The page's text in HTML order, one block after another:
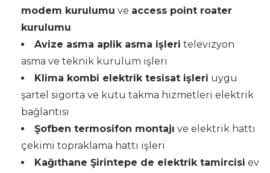
modem kurulumu ve access point roater
kurulumu
Avize asma aplik asma işleri televizyon
asma ve teknik kurulum işleri
Klima kombi elektrik tesisat işleri uygu
şartel sigorta ve kutu takma hizmetleri elektrik
bağlantısı
Şofben termosifon montajı ve elektrik hattı
çekimi topraklama hattı işleri
Kağıthane Şirintepe de elektrik tamircisi ev